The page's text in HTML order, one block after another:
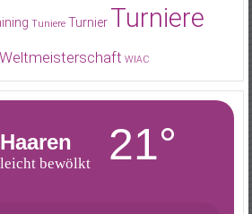
Tuniere Turnier Turniere
Weltmeisterschaft WIAC
Haaren
leicht bewölkt 21°